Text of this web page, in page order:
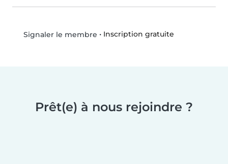
Signaler le membre • Inscription gratuite
Prêt(e) à nous rejoindre ?